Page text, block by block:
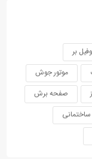
بر
موتور جوش
صفحه برش
ساختمانی